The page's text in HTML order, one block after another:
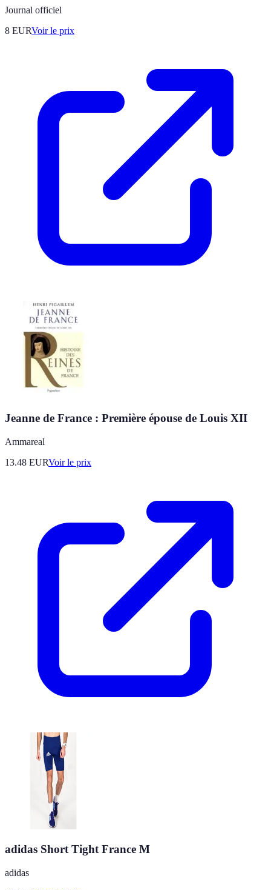
Journal officiel
8 EURVoir le prix
Jeanne de France : Première épouse de Louis XII
Ammareal
13.48 EURVoir le prix
adidas Short Tight France M
adidas